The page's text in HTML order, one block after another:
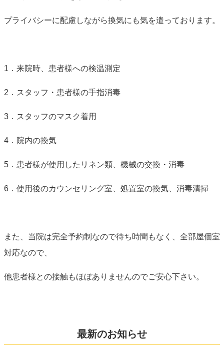
プライバシーに配慮しながら換気にも気を遣っております。
1．来院時、患者様への検温測定
2．スタッフ・患者様の手指消毒
3．スタッフのマスク着用
4．院内の換気
5．患者様が使用したリネン類、機械の交換・消毒
6．使用後のカウンセリング室、処置室の換気、消毒清掃
また、当院は完全予約制なので待ち時間もなく、全部屋個室
対応なので、
他患者様との接触もほぼありませんのでご安心下さい。
最新のお知らせ